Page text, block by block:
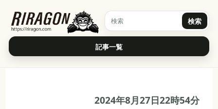
検索
記事一覧
2024年8月27日22時54分